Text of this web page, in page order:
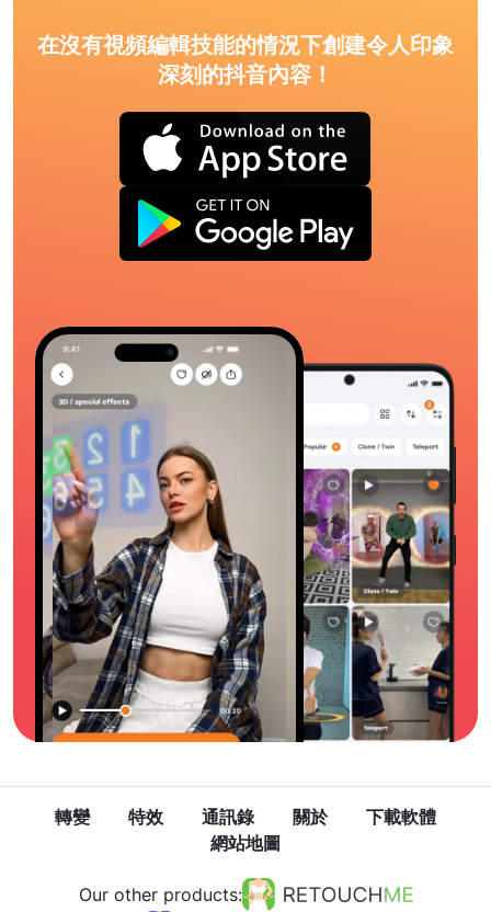
在沒有視頻編輯技能的情況下創建令人印象
深刻的抖音內容！
轉變 特效 通訊錄 關於
下載軟體
網站地圖
Our other products: